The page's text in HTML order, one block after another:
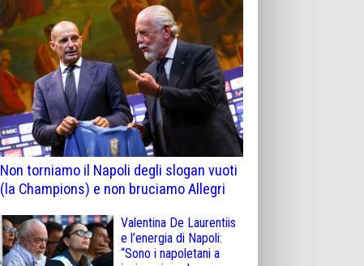
Non torniamo il Napoli degli slogan vuoti
(la Champions) e non bruciamo Allegri
Valentina De Laurentiis
e l’energia di Napoli:
“Sono i napoletani a